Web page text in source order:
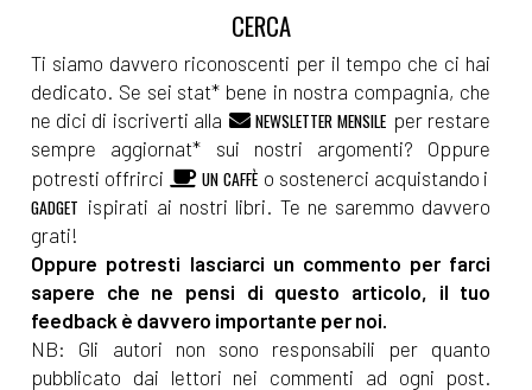
Sognando la libertà, di
Silvia Pattarini: pagina 69
[06]Nucleo Operativo A5, di
Nicolò Maniscalco: pagina 69
Febbraio 2022
[23]Intrecci di Trama volume
2, Autori Vari: pagina 69
Ti siamo davvero riconoscenti per il tempo che ci hai
dedicato. Se sei stat* bene in nostra compagnia, che
ne dici di iscriverti alla
NEWSLETTER MENSILE per restare
sempre aggiornat* sui nostri argomenti? Oppure
potresti offrirci
UN CAFFÈ o sostenerci acquistando i
GADGET ispirati ai nostri libri. Te ne saremmo davvero
grati!
Oppure potresti lasciarci un commento per farci
sapere che ne pensi di questo articolo, il tuo
feedback è davvero importante per noi.
NB: Gli autori non sono responsabili per quanto
pubblicato dai lettori nei commenti ad ogni post.